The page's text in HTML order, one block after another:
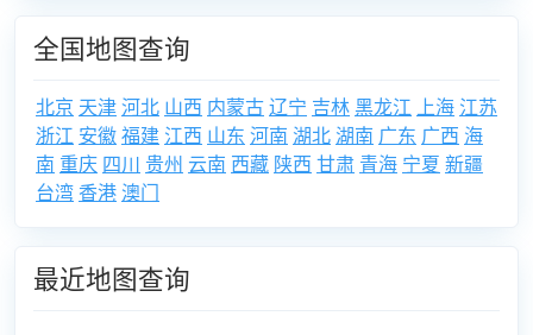
全国地图查询
北京 天津河北 山西 内蒙古辽宁 吉林黑龙江 上海 江苏
浙江 安徽福建 江西 山东 河南 湖北湖南 广东 广西 海
南 重庆 四川 贵州 云南 西藏 陕西 甘肃 青海 宁夏 新疆
台湾 香港 澳门
最近地图查询